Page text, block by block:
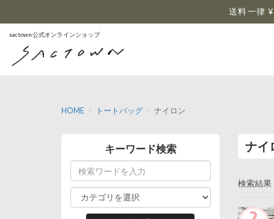
送料一律
sactown公式オンラインショップ
HOME トートバッグ ナイロン
ナイ
検索結果
キーワード検索